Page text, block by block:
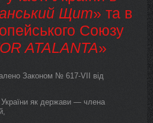
Щит» та в
Союзу
ATALANTA»
Законом № 617-VII від
як держави — члена